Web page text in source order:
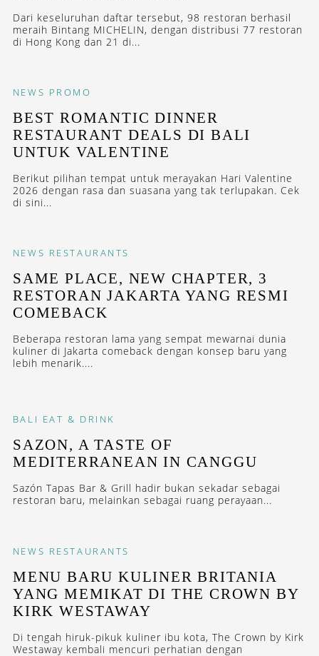
Dari keseluruhan daftar tersebut, 98 restoran berhasil
meraih Bintang MICHELIN, dengan distribusi 77 restoran
di Hong Kong dan 21 di...
NEWS PROMO
BEST ROMANTIC DINNER
RESTAURANT DEALS DI BALI
UNTUK VALENTINE
Berikut pilihan tempat untuk merayakan Hari Valentine
2026 dengan rasa dan suasana yang tak terlupakan. Cek
di sini...
NEWS RESTAURANTS
SAME PLACE, NEW CHAPTER, 3
RESTORAN JAKARTA YANG RESMI
COMEBACK
Beberapa restoran lama yang sempat mewarnai dunia
kuliner di Jakarta comeback dengan konsep baru yang
lebih menarik....
BALI EAT & DRINK
SAZON, A TASTE OF
MEDITERRANEAN IN CANGGU
Sazón Tapas Bar & Grill hadir bukan sekadar sebagai
restoran baru, melainkan sebagai ruang perayaan...
NEWS RESTAURANTS
MENU BARU KULINER BRITANIA
YANG MEMIKAT DI THE CROWN BY
KIRK WESTAWAY
Di tengah hiruk-pikuk kuliner ibu kota, The Crown by Kirk
Westaway kembali mencuri perhatian dengan